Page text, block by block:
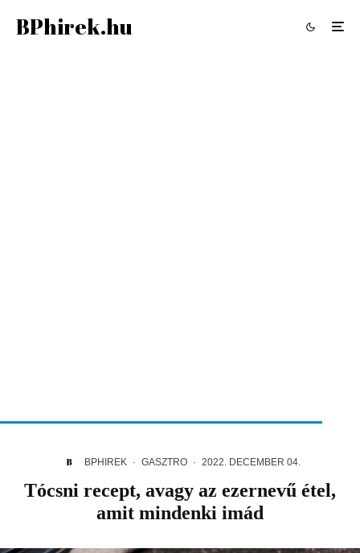
BPhirek.hu
BPHIREK · GASZTRO · 2022. DECEMBER 04.
Tócsni recept, avagy az ezernevű étel,
amit mindenki imád